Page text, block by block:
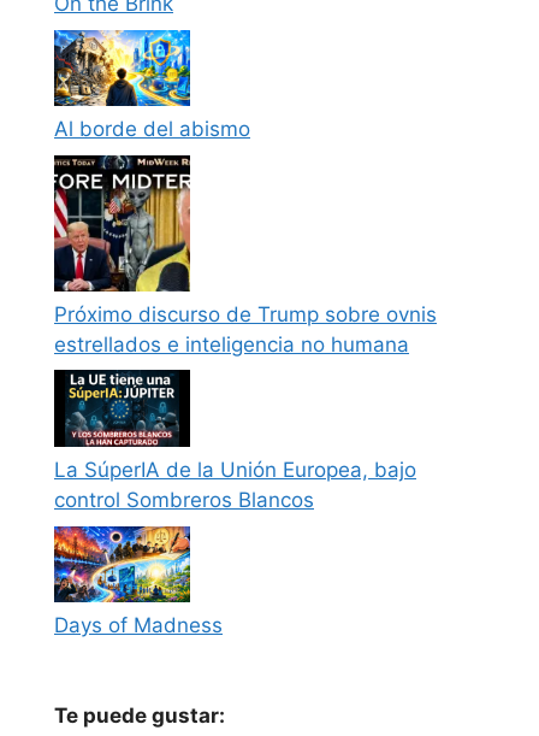
Al borde del abismo
Próximo discurso de Trump sobre ovnis
estrellados e inteligencia no humana
La SúperIA de la Unión Europea, bajo
control Sombreros Blancos
Days of Madness
Te puede gustar: